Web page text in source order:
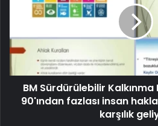
BM Sürdürülebilir
90'ından fazlası insan
karşılık